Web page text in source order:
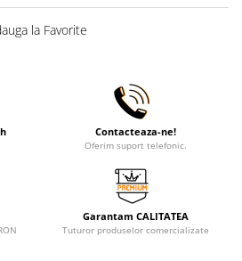
la Favorite
Contacteaza-ne!
Oferim suport telefonic.
Garantam CALITATEA
Tuturor produselor comercializate